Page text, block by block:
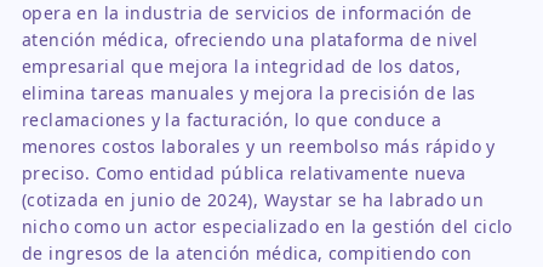
opera en la industria de servicios de información de
atención médica, ofreciendo una plataforma de nivel
empresarial que mejora la integridad de los datos,
elimina tareas manuales y mejora la precisión de las
reclamaciones y la facturación, lo que conduce a
menores costos laborales y un reembolso más rápido y
preciso. Como entidad pública relativamente nueva
(cotizada en junio de 2024), Waystar se ha labrado un
nicho como un actor especializado en la gestión del ciclo
de ingresos de la atención médica, compitiendo con